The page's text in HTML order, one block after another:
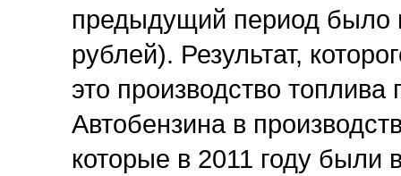
предыдущий период было
рублей). Результат,
это производство топлива
Автобензина в
которые в 2011 году